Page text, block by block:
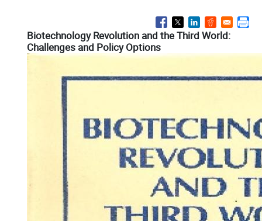
Biotechnology Revolution and the Third World:
Challenges and Policy Options